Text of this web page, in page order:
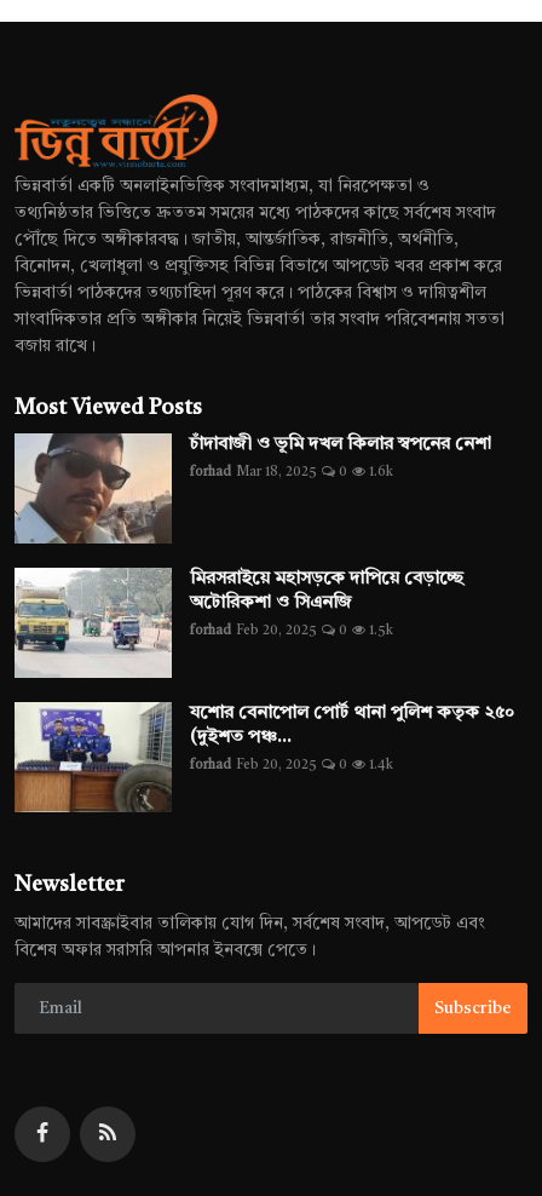
ভিন্নবার্তা একটি অনলাইনভিত্তিক সংবাদমাধ্যম, যা নিরপেক্ষতা ও
তথ্যনিষ্ঠতার ভিত্তিতে দ্রুততম সময়ের মধ্যে পাঠকদের কাছে সর্বশেষ সংবাদ
পৌঁছে দিতে অঙ্গীকারবদ্ধ। জাতীয়, আন্তর্জাতিক, রাজনীতি, অর্থনীতি,
বিনোদন, খেলাধুলা ও প্রযুক্তিসহ বিভিন্ন বিভাগে আপডেট খবর প্রকাশ করে
ভিন্নবার্তা পাঠকদের তথ্যচাহিদা পূরণ করে। পাঠকের বিশ্বাস ও দায়িত্বশীল
সাংবাদিকতার প্রতি অঙ্গীকার নিয়েই ভিন্নবার্তা তার সংবাদ পরিবেশনায় সততা
বজায় রাখে।
Most Viewed Posts
চাঁদাবাজী ও ভূমি দখল কিলার স্বপনের নেশা
forhad Mar 18, 2025 0 1.6k
মিরসরাইয়ে মহাসড়কে দাপিয়ে বেড়াচ্ছে
অটোরিকশা ও সিএনজি
forhad Feb 20, 2025 0 1.5k
যশোর বেনাপোল পোর্ট থানা পুলিশ কতৃক ২৫০
(দুইশত পঞ্চ...
forhad Feb 20, 2025 0 1.4k
Newsletter
আমাদের সাবস্ক্রাইবার তালিকায় যোগ দিন, সর্বশেষ সংবাদ, আপডেট এবং
বিশেষ অফার সরাসরি আপনার ইনবক্সে পেতে।
Subscribe